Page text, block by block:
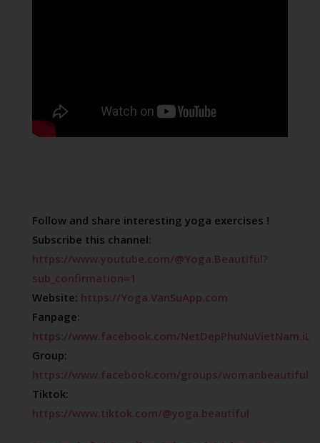
Follow and share interesting yoga exercises !
https://www.youtube.com/@Yoga.Beautiful?
sub_confirmation=1
Website: https://Yoga.VanSuApp.com
https://www.facebook.com/
https://www.facebook.com/groups/
https://www.tiktok.com/@yoga.beautiful